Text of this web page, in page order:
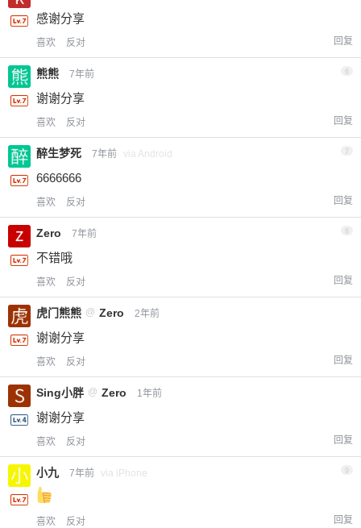
感谢分享
喜欢 反对 回复
熊熊 7年前
谢谢分享
喜欢 反对 回复
醉生梦死 7年前 via Android 7
6666666
喜欢 反对 回复
Zero 7年前
不错哦
喜欢 反对 回复
虎门熊熊 @ Zero 2年前
谢谢分享
喜欢 反对 回复
Sing小胖 @ Zero 1年前
谢谢分享
喜欢 反对 回复
小九 7年前 via iPhone 9
喜欢 反对 回复